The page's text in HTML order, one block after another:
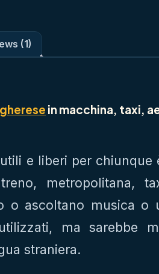
(1)
in macchina, taxi,
e liberi per
metropolitana,
o ascoltano musica o
ma sarebbe
straniera.